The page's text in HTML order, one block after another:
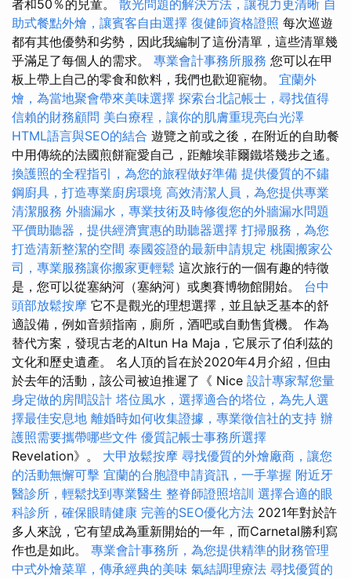
者和50％的兒童。 散光問題的解決方法，讓視力更清晰 自
助式餐點外燴，讓賓客自由選擇 復健師資格證照 每次巡遊
都有其他優勢和劣勢，因此我編制了這份清單，這些清單幾
乎滿足了每個人的需求。 專業會計事務所服務 您可以在甲
板上帶上自己的零食和飲料，我們也歡迎寵物。 宜蘭外
燴，為當地聚會帶來美味選擇 探索台北記帳士，尋找值得
信賴的財務顧問 美白療程，讓你的肌膚重現亮白光澤
HTML語言與SEO的結合 遊覽之前或之後，在附近的自助餐
中用傳統的法國煎餅寵愛自己，距離埃菲爾鐵塔幾步​​之遙。
換護照的全程指引，為您的旅程做好準備 提供優質的不鏽
鋼廚具，打造專業廚房環境 高效清潔人員，為您提供專業
清潔服務 外牆漏水，專業技術及時修復您的外牆漏水問題
平價助聽器，提供經濟實惠的助聽器選擇 打掃服務，為您
打造清新整潔的空間 泰國簽證的最新申請規定 桃園搬家公
司，專業服務讓你搬家更輕鬆 這次旅行的一個有趣的特徵
是，您可以從塞納河（塞納河）或奧賽博物館開始。 台中
頭部放鬆按摩 它不是觀光的理想選擇，並且缺乏基本的舒
適設備，例如音頻指南，廁所，酒吧或自動售貨機。 作為
替代方案，發現古老的Altun Ha Maja，它展示了伯利茲的
文化和歷史遺產。 名人頂的旨在於2020年4月介紹，但由
於去年的活動，該公司被迫推遲了《 Nice 設計專家幫您量
身定做的房間設計 塔位風水，選擇適合的塔位，為先人選
擇最佳安息地 離婚時如何收集證據，專業徵信社的支持 辦
護照需要攜帶哪些文件 優質記帳士事務所選擇
Revelation》。 大甲放鬆按摩 尋找優質的外燴廠商，讓您
的活動無懈可擊 宜蘭的台胞證申請資訊，一手掌握 附近牙
醫診所，輕鬆找到專業醫生 整脊師證照培訓 選擇合適的眼
科診所，確保眼睛健康 完善的SEO優化方法 2021年對於許
多人來說，它有望成為重新開始的一年，而Carnetal勝利寫
作也是如此。 專業會計事務所，為您提供精準的財務管理
中式外燴菜單，傳承經典的美味 氣結調理療法 尋找優質的